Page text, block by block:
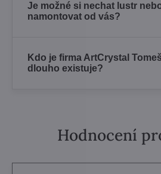
Je možné si nechat lustr
namontovat od vás?
Kdo je firma ArtCrystal
dlouho existuje?
Hodnocení